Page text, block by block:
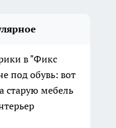
в "Фикс
под обувь: вот
старую мебель